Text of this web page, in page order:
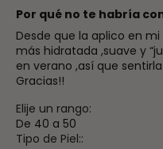
Por qué no te habría
Desde que la aplico en
más hidratada ,suave y
en verano ,así que
Gracias!!
Elije un rango:
De 40 a 50
Tipo de Piel::